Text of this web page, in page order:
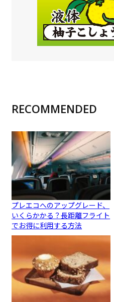
RECOMMENDED
プレエコへのアップグレード、
いくらかかる？長距離フライト
でお得に利用する方法